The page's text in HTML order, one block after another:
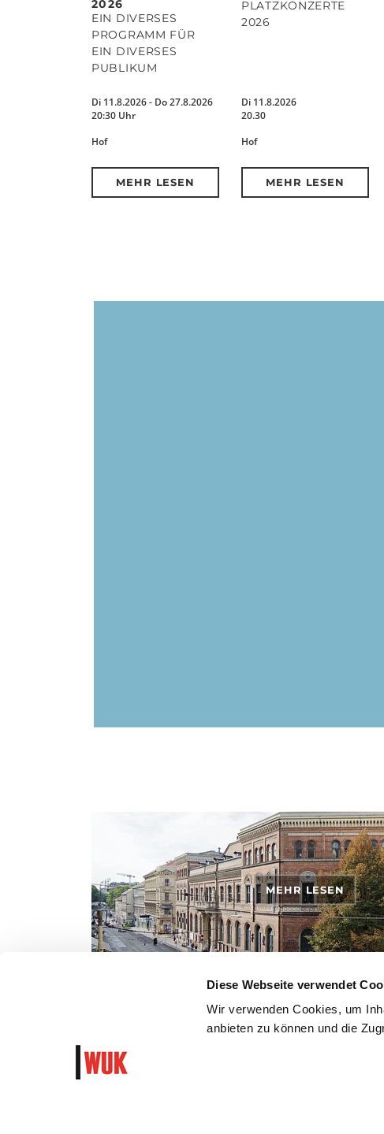
Diese Webseite verwendet
Wir verwenden Cookies, um
anbieten zu können und die
2026
EIN DIVERSES
PROGRAMM FÜR
EIN DIVERSES
PUBLIKUM
Di 11.8.2026 - Do 27.8.2026
20:30 Uhr
Hof
MEHR LESEN
PLATZKONZERTE
2026
Di 11.8.2026
20.30
Hof
MEHR LESEN
MEHR LESEN
So kommst du mit den öffentlichen Verkehrsmitteln, zu Fuß,